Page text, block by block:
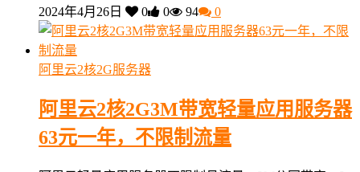
2024年4月26日 0 0 94 0
阿里云2核2G服务器
阿里云2核2G3M带宽轻量应用服务器
63元一年，不限制流量